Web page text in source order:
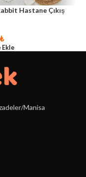
Hastane Çıkış
₺
Ekle
Manisa